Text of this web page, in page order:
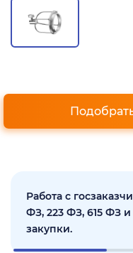
Работа с
ФЗ, 223 ФЗ, 615 ФЗ
закупки.